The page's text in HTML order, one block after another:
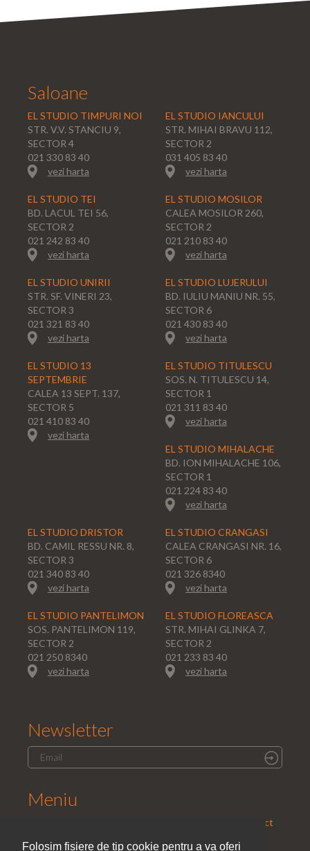
Folosim fisiere de tip cookie pentru a va oferi
Saloane
EL STUDIO TIMPURI NOI
STR. V.V. STANCIU 9,
SECTOR 4
021 330 83 40
vezi harta
EL STUDIO IANCULUI
STR. MIHAI BRAVU 112,
SECTOR 2
031 405 83 40
vezi harta
EL STUDIO TEI
BD. LACUL TEI 56,
SECTOR 2
021 242 83 40
vezi harta
EL STUDIO MOSILOR
CALEA MOSILOR 260,
SECTOR 2
021 210 83 40
vezi harta
EL STUDIO UNIRII
STR. SF. VINERI 23,
SECTOR 3
021 321 83 40
vezi harta
EL STUDIO LUJERULUI
BD. IULIU MANIU NR. 55,
SECTOR 6
021 430 83 40
vezi harta
EL STUDIO 13
SEPTEMBRIE
CALEA 13 SEPT. 137,
SECTOR 5
021 410 83 40
vezi harta
EL STUDIO TITULESCU
SOS. N. TITULESCU 14,
SECTOR 1
021 311 83 40
vezi harta
EL STUDIO MIHALACHE
BD. ION MIHALACHE 106,
SECTOR 1
021 224 83 40
vezi harta
EL STUDIO DRISTOR
BD. CAMIL RESSU NR. 8,
SECTOR 3
021 340 83 40
vezi harta
EL STUDIO CRANGASI
CALEA CRANGASI NR. 16,
SECTOR 6
021 326 8340
vezi harta
EL STUDIO PANTELIMON
SOS. PANTELIMON 119,
SECTOR 2
021 250 8340
vezi harta
EL STUDIO FLOREASCA
STR. MIHAI GLINKA 7,
SECTOR 2
021 233 83 40
vezi harta
Newsletter
Meniu
Contact